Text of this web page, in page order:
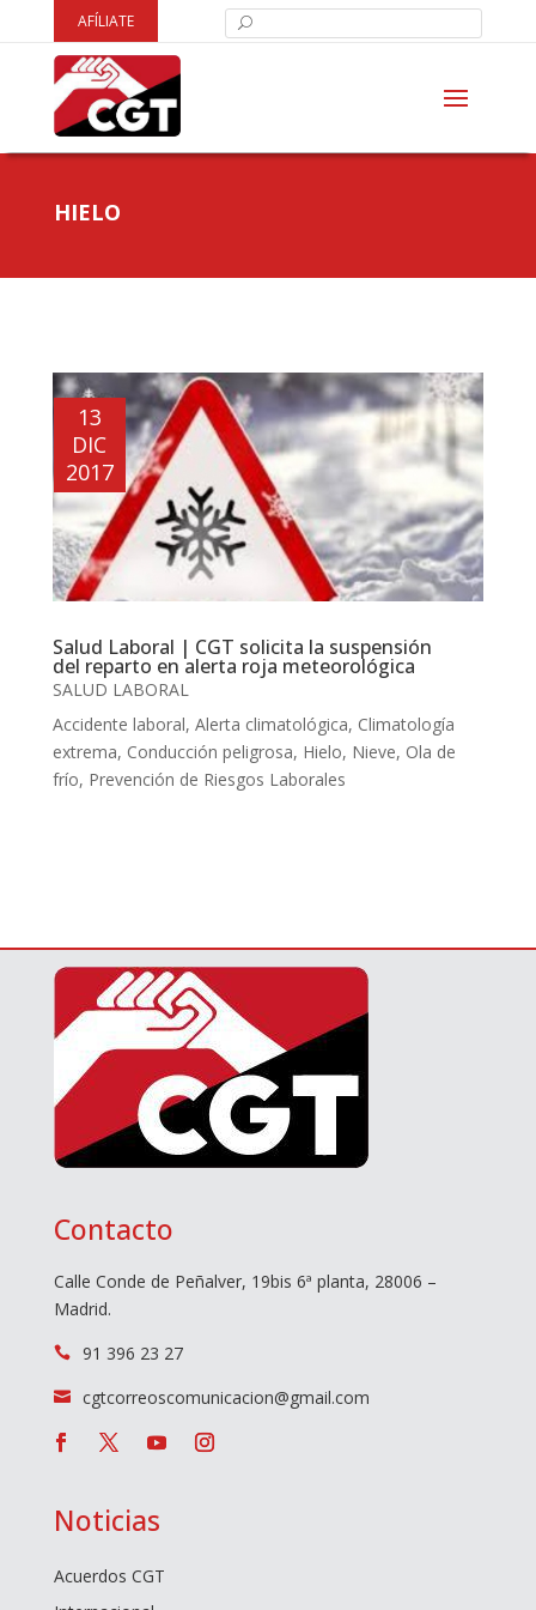
AFÍLIATE
HIELO
Salud Laboral | CGT solicita la suspensión
del reparto en alerta roja meteorológica
13
DIC
2017
SALUD LABORAL
Accidente laboral, Alerta climatológica, Climatología
extrema, Conducción peligrosa, Hielo, Nieve, Ola de
frío, Prevención de Riesgos Laborales
Contacto
Calle Conde de Peñalver, 19bis 6ª planta, 28006 –
Madrid.
 91 396 23 27
 cgtcorreoscomunicacion@gmail.com
Noticias
Acuerdos CGT